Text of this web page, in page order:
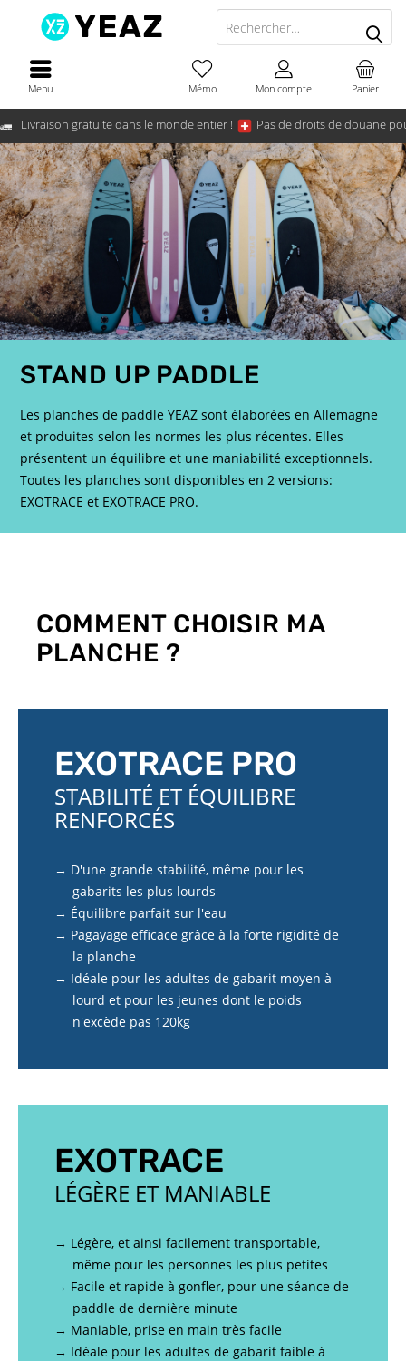
Livraison gratuite dans le monde entier ! Pas de droits de douane
Menu Panier
Mémo Mon compte
STAND UP PADDLE
Les planches de paddle YEAZ sont élaborées en Allemagne
et produites selon les normes les plus récentes. Elles
présentent un équilibre et une maniabilité exceptionnels.
Toutes les planches sont disponibles en 2 versions:
EXOTRACE et EXOTRACE PRO.
COMMENT CHOISIR MA
PLANCHE ?
EXOTRACE PRO
STABILITÉ ET ÉQUILIBRE
RENFORCÉS
→ D'une grande stabilité, même pour les
gabarits les plus lourds
→ Équilibre parfait sur l'eau
→ Pagayage efficace grâce à la forte rigidité de
la planche
→ Idéale pour les adultes de gabarit moyen à
lourd et pour les jeunes dont le poids
n'excède pas 120kg
EXOTRACE
LÉGÈRE ET MANIABLE
→ Légère, et ainsi facilement transportable,
même pour les personnes les plus petites
→ Facile et rapide à gonfler, pour une séance de
paddle de dernière minute
→ Maniable, prise en main très facile
→ Idéale pour les adultes de gabarit faible à